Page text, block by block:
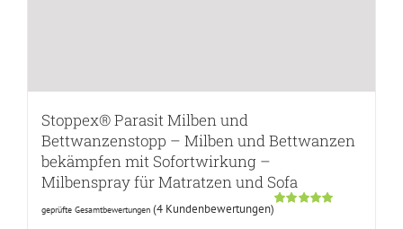
Stoppex® Parasit Milben und
Bettwanzenstopp – Milben und Bettwanzen
bekämpfen mit Sofortwirkung –
Milbenspray für Matratzen und Sofa
geprüfte Gesamtbewertungen (4 Kundenbewertungen)